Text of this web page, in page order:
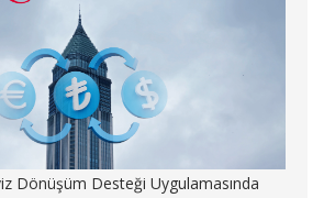
Dönüşüm Desteği Uygulamasında